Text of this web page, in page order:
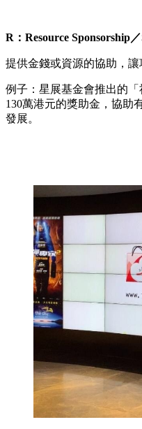
R：Resource Sponsorship
提供金錢或資源的協助，讓
例子：星展基金會推出的
130萬港元的獎助金，協助
發展。